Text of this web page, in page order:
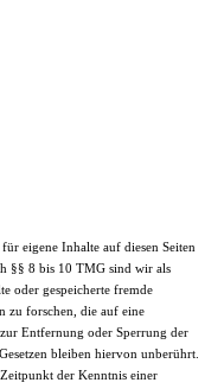
eigene Inhalte auf diesen Seiten
§§ 8 bis 10 TMG sind wir als
oder gespeicherte fremde
zu forschen, die auf eine
Entfernung oder Sperrung der
bleiben hiervon unberührt.
der Kenntnis einer